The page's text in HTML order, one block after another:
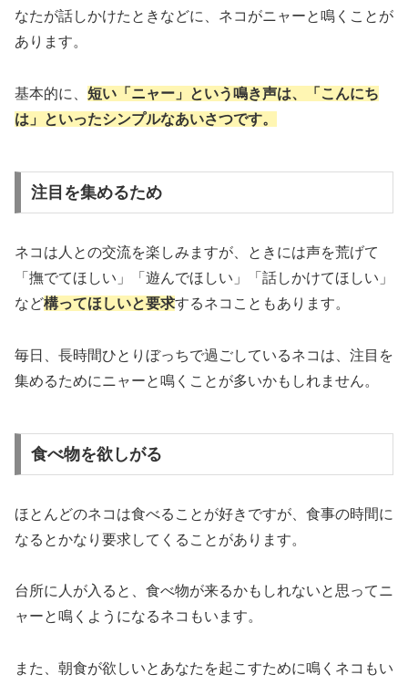
なたが話しかけたときなどに、ネコがニャーと鳴くことが
あります。
基本的に、 短い「ニャー」という鳴き声は、
「こんにち
は」といったシンプルなあいさつです。
注目を集めるため
ネコは人との交流を楽しみますが、ときには声を荒げて
「撫でてほしい」「遊んでほしい」「話しかけてほしい」
など構ってほしいと要求するネコこともあります。
毎日、長時間ひとりぼっちで過ごしているネコは、注目を
集めるためにニャーと鳴くことが多いかもしれません。
食べ物を欲しがる
ほとんどのネコは食べることが好きですが、食事の時間に
なるとかなり要求してくることがあります。
台所に人が入ると、食べ物が来るかもしれないと思ってニ
ャーと鳴くようになるネコもいます。
また、朝食が欲しいとあなたを起こすために鳴くネコもい